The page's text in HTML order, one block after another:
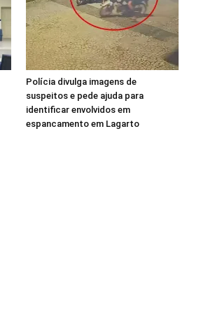
Polícia divulga imagens de
suspeitos e pede ajuda para
identificar envolvidos em
espancamento em Lagarto